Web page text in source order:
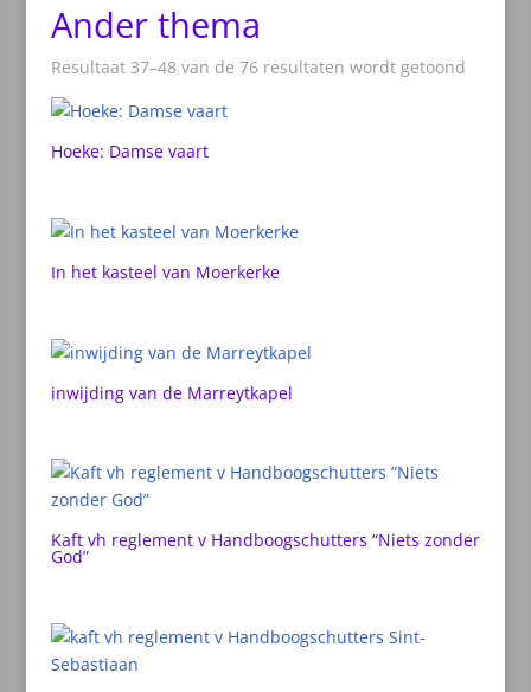
Ander thema
Resultaat 37–48 van de 76 resultaten wordt getoond
Hoeke: Damse vaart
In het kasteel van Moerkerke
inwijding van de Marreytkapel
Kaft vh reglement v Handboogschutters “Niets zonder
God”